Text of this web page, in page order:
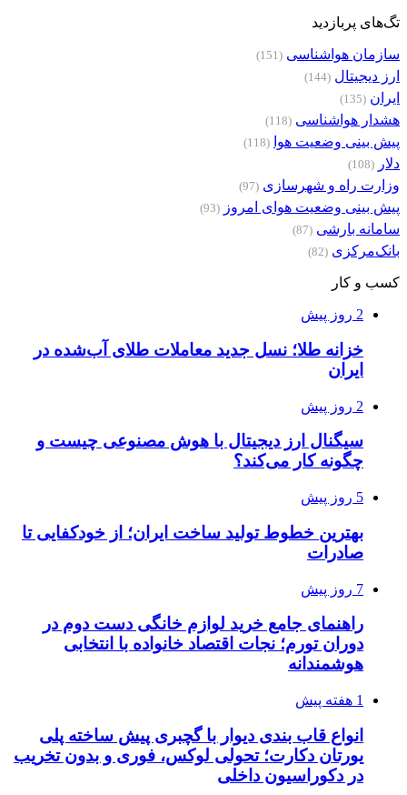
تگ‌های پربازدید
سازمان هواشناسی (151)
ارز دیجیتال (144)
ایران (135)
هشدار هواشناسی (118)
پیش بینی وضعیت هوا (118)
دلار (108)
وزارت راه و شهرسازی (97)
پیش بینی وضعیت هوای امروز (93)
سامانه بارشی (87)
بانک‌مرکزی (82)
کسب و کار
2 روز پیش
خزانه طلا؛ نسل جدید معاملات طلای آب‌شده در
ایران
2 روز پیش
سیگنال ارز دیجیتال با هوش مصنوعی چیست و
چگونه کار می‌کند؟
5 روز پیش
بهترین خطوط تولید ساخت ایران؛ از خودکفایی تا
صادرات
7 روز پیش
راهنمای جامع خرید لوازم خانگی دست دوم در
دوران تورم؛ نجات اقتصاد خانواده با انتخابی
هوشمندانه
1 هفته پیش
انواع قاب بندی دیوار با گچبری پیش ساخته پلی
یورتان دکارت؛ تحولی لوکس، فوری و بدون تخریب
در دکوراسیون داخلی